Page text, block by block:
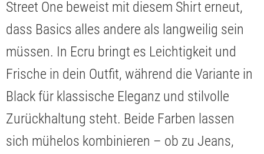
Street One beweist mit diesem Shirt erneut,
dass Basics alles andere als langweilig sein
müssen. In Ecru bringt es Leichtigkeit und
Frische in dein Outfit, während die Variante in
Black für klassische Eleganz und stilvolle
Zurückhaltung steht. Beide Farben lassen
sich mühelos kombinieren – ob zu Jeans,